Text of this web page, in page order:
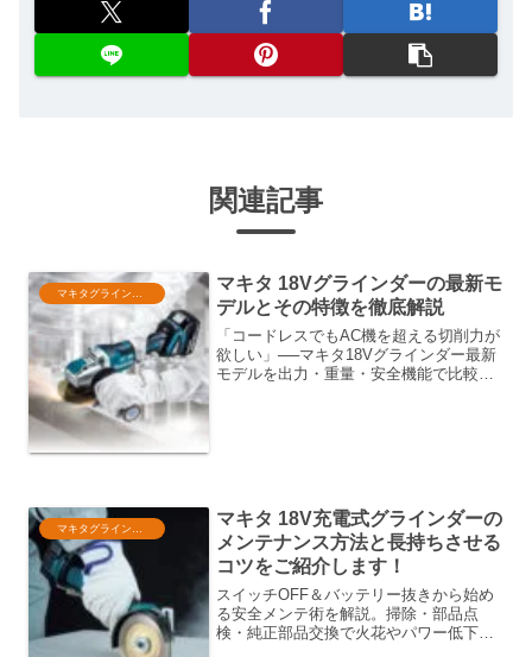
関連記事
マキタ 18Vグラインダーの最新モ
デルとその特徴を徹底解説
「コードレスでもAC機を超える切削力が
欲しい」──マキタ18Vグラインダー最新
モデルを出力・重量・安全機能で比較。
マキタ 18V充電式グラインダーの
メンテナンス方法と長持ちさせる
コツをご紹介します！
スイッチOFF＆バッテリー抜きから始め
る安全メンテ術を解説。掃除・部品点
検・純正部品交換で火花やパワー低下の